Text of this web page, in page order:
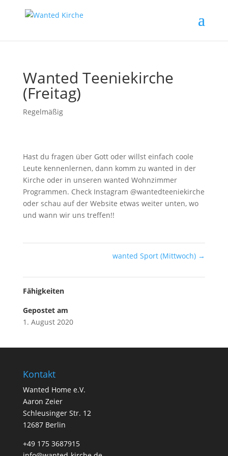
Wanted Teeniekirche
(Freitag)
Regelmäßig
Hast du fragen über Gott oder willst einfach coole
Leute kennenlernen, dann komm zu wanted in der
Kirche oder in unseren wanted Wohnzimmer
Programmen. Check Instagram @wantedteeniekirche
oder schau auf der Website etwas weiter unten, wo
und wann wir uns treffen!!
wanted Sport (Mittwoch) →
Fähigkeiten
Gepostet am
1. August 2020
Kontakt
Wanted Home e.V.
Aaron Zeier
Schleusinger Str. 12
12687 Berlin
+49 175 3687915